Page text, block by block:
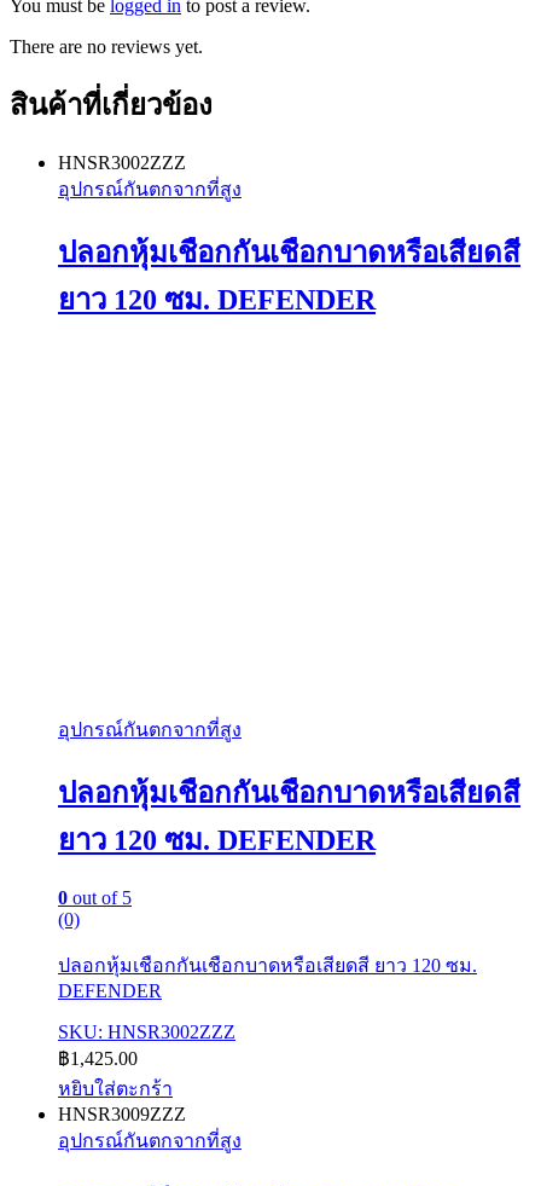
You must be logged in to post a review.
There are no reviews yet.
สินค้าที่เกี่ยวข้อง
HNSR3002ZZZ
อุปกรณ์กันตกจากที่สูง
ปลอกหุ้มเชือกกันเชือกบาดหรือเสียดสี
ยาว 120 ซม. DEFENDER
อุปกรณ์กันตกจากที่สูง
ปลอกหุ้มเชือกกันเชือกบาดหรือเสียดสี
ยาว 120 ซม. DEFENDER
0 out of 5
(0)
ปลอกหุ้มเชือกกันเชือกบาดหรือเสียดสี ยาว 120 ซม.
DEFENDER
SKU: HNSR3002ZZZ
฿1,425.00
หยิบใส่ตะกร้า
HNSR3009ZZZ
อุปกรณ์กันตกจากที่สูง